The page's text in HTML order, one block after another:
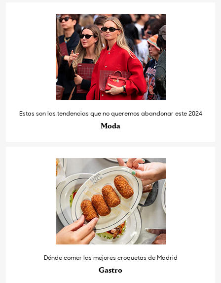
Estas son las tendencias que no queremos abandonar este 2024
Moda
Dónde comer las mejores croquetas de Madrid
Gastro